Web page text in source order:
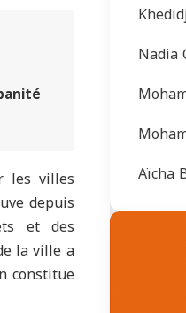
les villes
depuis
et des
la ville a
constitue
Nadia
Aïcha